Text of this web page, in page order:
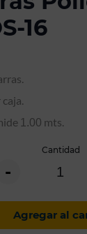
16
1.00 mts.
Cantidad
-
Agregar al